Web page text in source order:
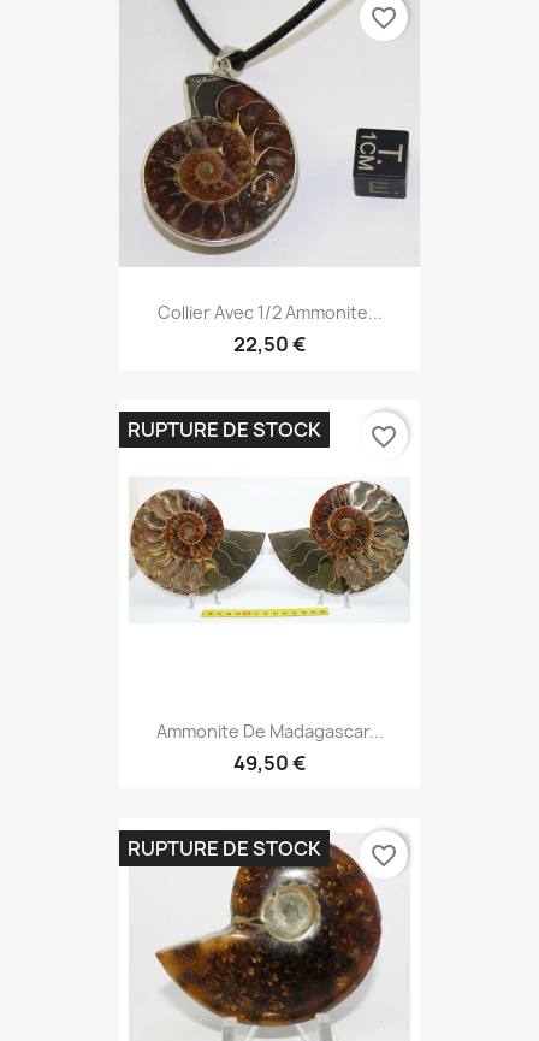
Collier Avec 1/2 Ammonite...
22,50 €
favorite_border
Ammonite De Madagascar...
49,50 €
RUPTURE DE STOCK favorite_border
RUPTURE DE STOCK favorite_border